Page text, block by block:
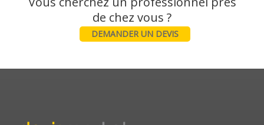
DEMANDER UN DEVIS